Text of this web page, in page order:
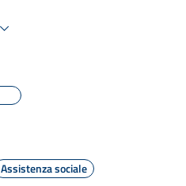
Assistenza sociale